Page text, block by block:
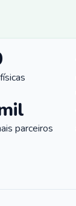
parceiros